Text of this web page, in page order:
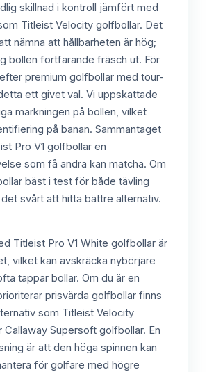
skillnad i kontroll jämfört med
Titleist Velocity golfbollar. Det
nämna att hållbarheten är hög;
bollen fortfarande fräsch ut. För
premium golfbollar med tour-
ett givet val. Vi uppskattade
märkningen på bollen, vilket
på banan. Sammantaget
Pro V1 golfbollar en
som få andra kan matcha. Om
bäst i test för både tävling
svårt att hitta bättre alternativ.
Titleist Pro V1 White golfbollar är
vilket kan avskräcka nybörjare
tappar bollar. Om du är en
prisvärda golfbollar finns
som Titleist Velocity
Callaway Supersoft golfbollar. En
är att den höga spinnen kan
för golfare med högre